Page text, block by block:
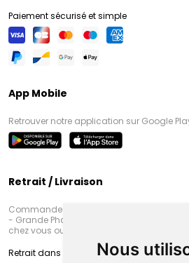
Nous
Paiement sécurisé et simple
App Mobile
Retrouver notre application sur Google
Retrait / Livraison
Commandez en ligne et venez chercher
- Grande Pharmacie d’Amiens (Fachon)
chez vous ou en point retrait
Retrait dans la pharmacie d’Amiens